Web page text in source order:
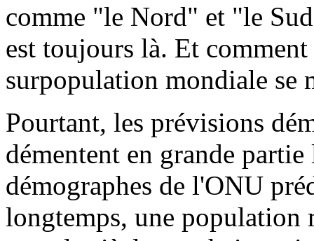
comme "le Nord" et "le
est toujours là. Et
surpopulation mondiale se
Pourtant, les prévisions
démentent en grande
démographes de l'ONU
longtemps, une